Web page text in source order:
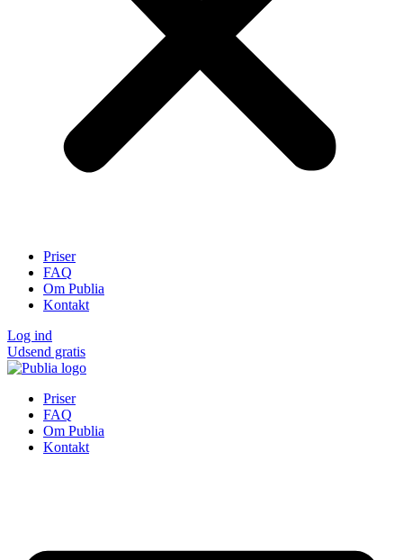
Priser
FAQ
Om Publia
Kontakt
Log ind
Udsend gratis
Priser
FAQ
Om Publia
Kontakt